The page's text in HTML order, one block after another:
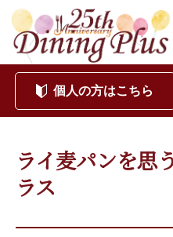
個人の方はこちら
ライ麦パンを思
ラス